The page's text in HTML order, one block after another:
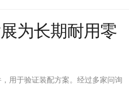
为长期耐用零
用于验证装配方案。经过多家问询